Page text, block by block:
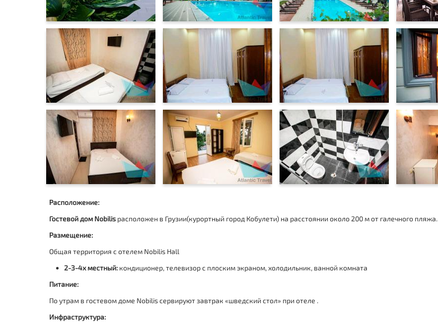
Расположение:
Гостевой дом Nobilis расположен в Грузии(курортный город Кобулети)на расстоянии около 200 м от галечного пляжа.
Размещение:
Общая территория с отелем Nobilis Hall
2-3-4х местный: кондиционер, телевизор с плоским экраном, холодильник, ванной комната
Питание:
По утрам в гостевом доме Nobilis сервируют завтрак «шведский стол» при отеле .
Инфраструктура: